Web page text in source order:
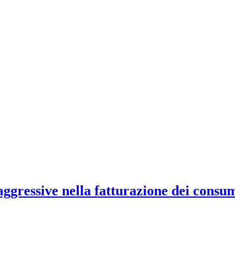
nella fatturazione dei